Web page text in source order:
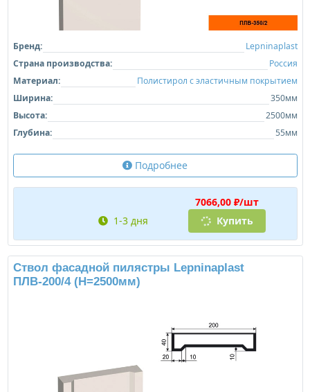
Бренд:
Lepninaplast
Страна производства:
Россия
Материал:
Полистирол с эластичным покрытием
Ширина:
350мм
Высота:
2500мм
Глубина:
55мм
Подробнее
7066,00 ₽/шт
1-3 дня
Купить
Ствол фасадной пилястры Lepninaplast
ПЛВ-200/4 (H=2500мм)